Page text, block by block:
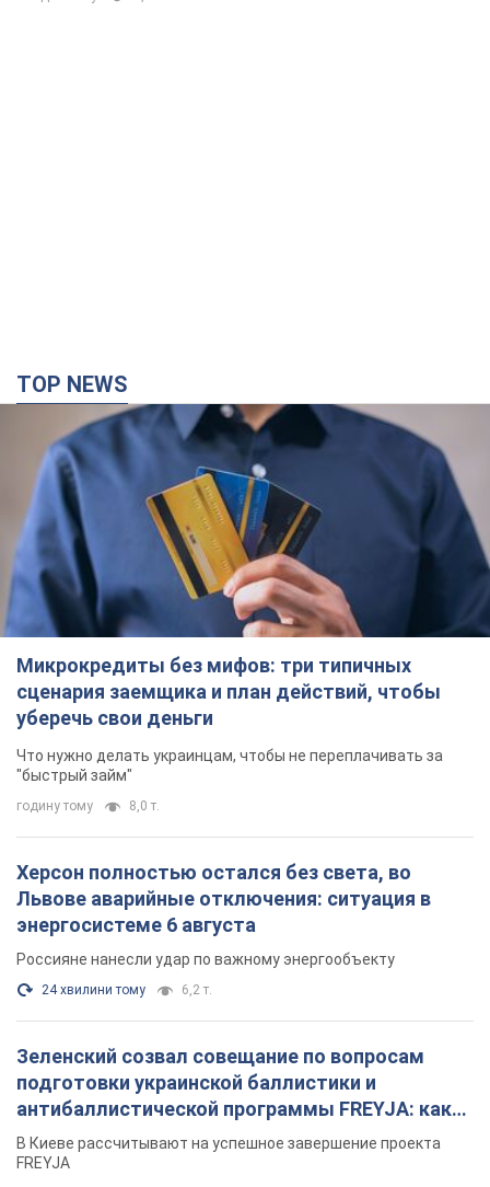
TOP NEWS
Микрокредиты без мифов: три типичных
сценария заемщика и план действий, чтобы
уберечь свои деньги
Что нужно делать украинцам, чтобы не переплачивать за
"быстрый займ"
годину тому 8,0 т.
Херсон полностью остался без света, во
Львове аварийные отключения: ситуация в
энергосистеме 6 августа
Россияне нанесли удар по важному энергообъекту
24 хвилини тому 6,2 т.
Зеленский созвал совещание по вопросам
подготовки украинской баллистики и
антибаллистической программы FREYJA: какие
решения готовятся
В Киеве рассчитывают на успешное завершение проекта
FREYJA